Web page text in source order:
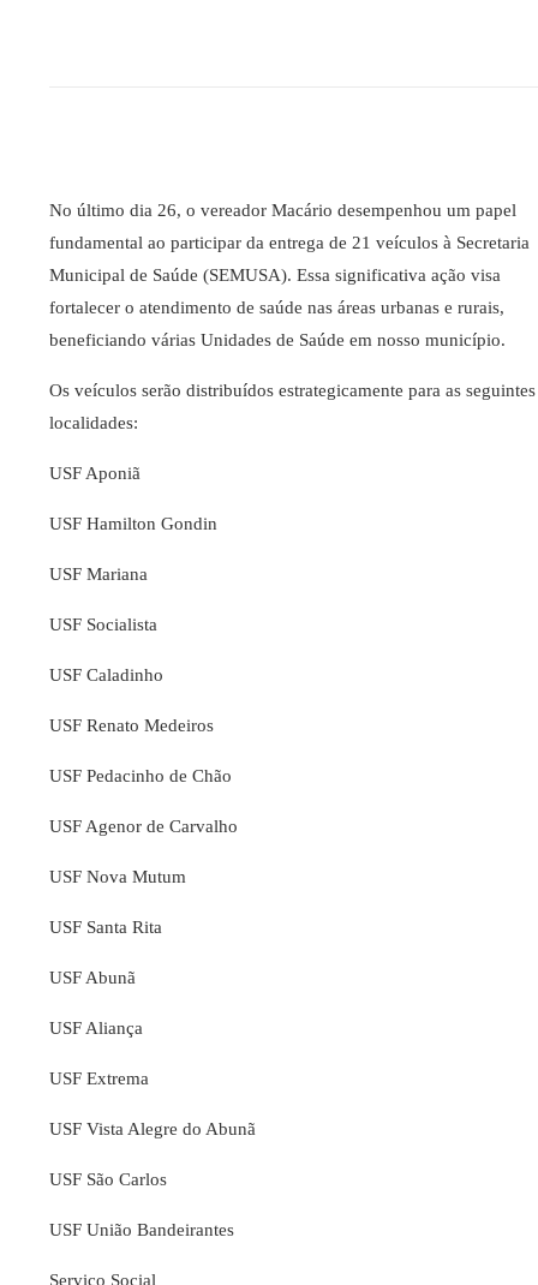
No último dia 26, o vereador Macário desempenhou um papel
fundamental ao participar da entrega de 21 veículos à Secretaria
Municipal de Saúde (SEMUSA). Essa significativa ação visa
fortalecer o atendimento de saúde nas áreas urbanas e rurais,
beneficiando várias Unidades de Saúde em nosso município.
Os veículos serão distribuídos estrategicamente para as seguintes
localidades:
USF Aponiã
USF Hamilton Gondin
USF Mariana
USF Socialista
USF Caladinho
USF Renato Medeiros
USF Pedacinho de Chão
USF Agenor de Carvalho
USF Nova Mutum
USF Santa Rita
USF Abunã
USF Aliança
USF Extrema
USF Vista Alegre do Abunã
USF São Carlos
USF União Bandeirantes
Serviço Social